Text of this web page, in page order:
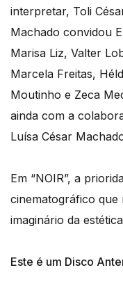
interpretar, Toli
Machado convidou
Marisa Liz, Valter
Marcela Freitas,
Moutinho e Zeca
ainda com a
Luísa César
Em “NOIR”, a
cinematográfico que
imaginário da
Este é um Disco